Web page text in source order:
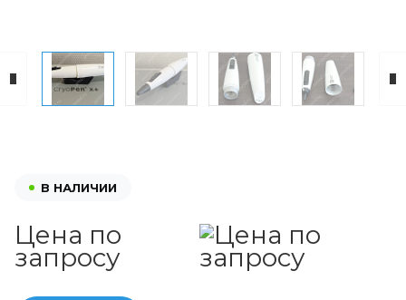
В НАЛИЧИИ
Цена по
запросу